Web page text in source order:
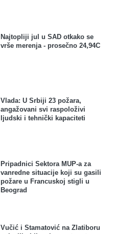
Najtopliji jul u SAD otkako se
vrše merenja - prosečno 24,94C
Vlada: U Srbiji 23 požara,
angažovani svi raspoloživi
ljudski i tehnički kapaciteti
Pripadnici Sektora MUP-a za
vanredne situacije koji su gasili
požare u Francuskoj stigli u
Beograd
Vučić i Stamatović na Zlatiboru